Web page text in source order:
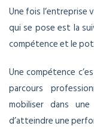
Une fois l’entreprise
qui se pose est la
compétence et le
Une compétence
parcours
mobiliser dans
d’atteindre une